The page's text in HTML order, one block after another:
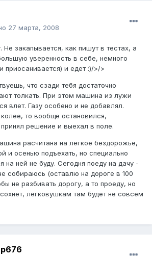
27 марта, 2008
закапывается, как пишут в тестах, а
уверенность в себе, немного
приосанивается) и едет :)/>/>
что сзади тебя достаточно
толкать. При этом машина из лужи
влет. Газу особено и не добавлял.
то вообще остановился,
решение и выехал в поле.
расчитана на легкое бездорожье,
и осенью подъехать, но специально
на ней не буду. Сегодня поеду на дачу -
собираюсь (оставлю на дороге в 100
не разбивать дорогу, а то проеду, но
легковушкам там будет не совсем